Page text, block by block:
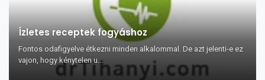
Ízletes receptek fogyáshoz
Fontos odafigyelve étkezni minden alkalommal. De azt jelenti-e ez
vajon, hogy kénytelen u...